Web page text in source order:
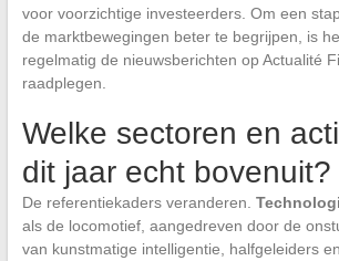
voor voorzichtige investeerders. Om een
de marktbewegingen beter te begrijpen, is
regelmatig de nieuwsberichten op Actualité
raadplegen.
Welke sectoren en
dit jaar echt bovenuit?
De referentiekaders veranderen.
als de locomotief, aangedreven door de
van kunstmatige intelligentie, halfgeleiders